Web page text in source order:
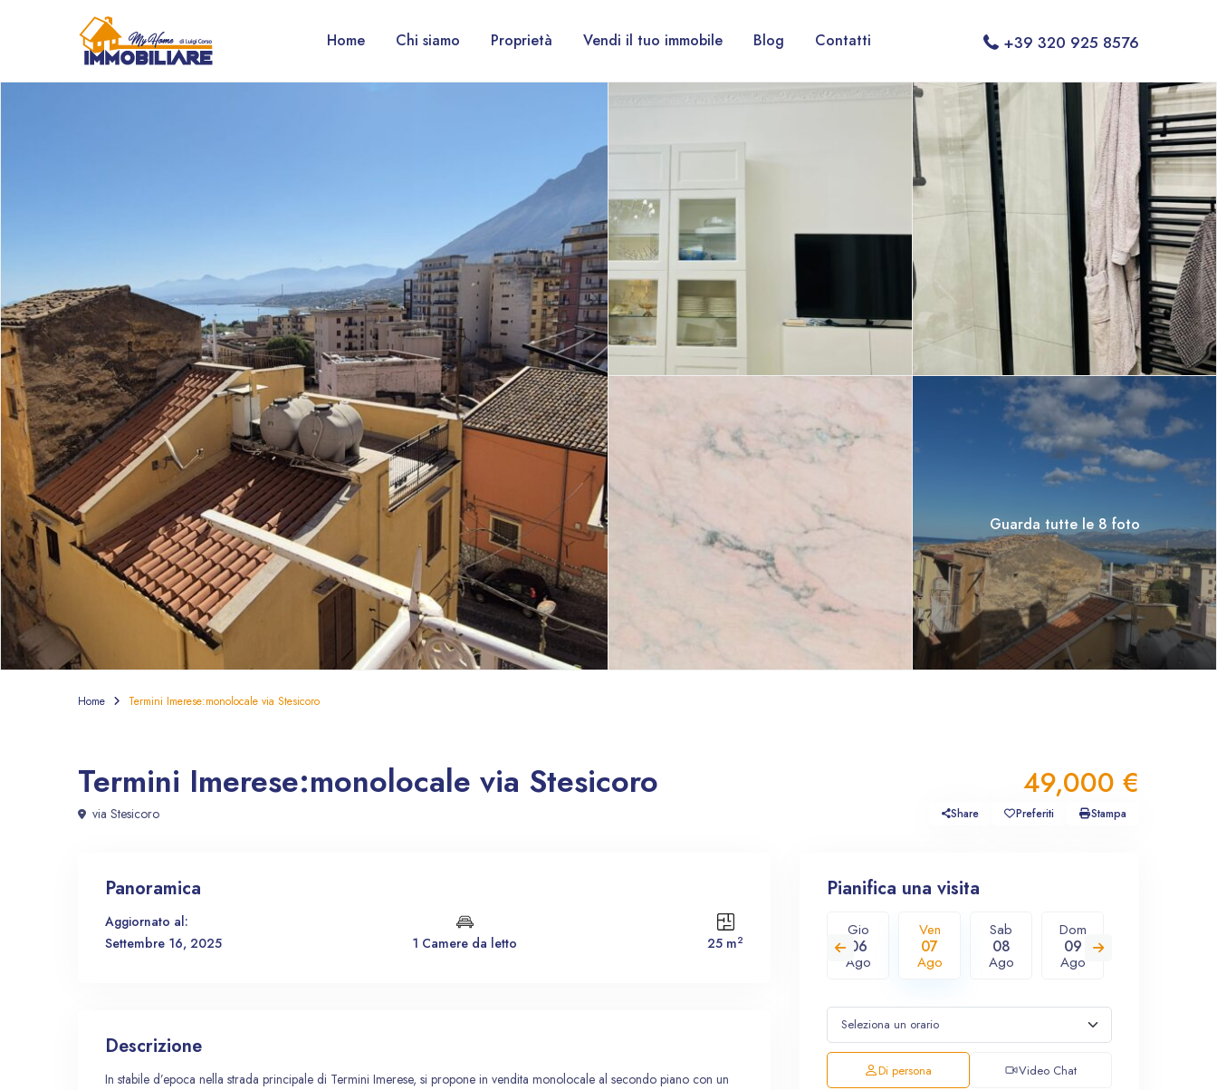
Home Chi siamo Proprietà Vendi il tuo immobile Blog Contatti +39 320 925 8576
Guarda tutte le 8 foto
Home Termini Imerese:monolocale via Stesicoro
Termini Imerese:monolocale via Stesicoro 49,000 €
via Stesicoro Share Preferiti Stampa
Panoramica
Aggiornato al:
Settembre 16, 2025
1 Camere da letto 25 m2
Descrizione
In stabile d’epoca nella strada principale di Termini Imerese, si propone in vendita monolocale al secondo piano con un
Pianifica una visita
Ven
14
Gio
06
Ago
Ven
07
Ago
Sab
08
Ago
Dom
09
Ago
Di persona Video Chat